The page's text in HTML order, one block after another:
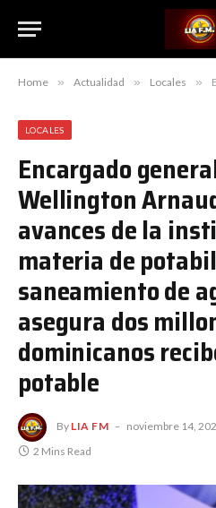
Home » Actualidad » Locales »
LOCALES
Encargado
Wellington
avances de la
materia de
saneamiento de
asegura dos
dominicanos
potable
By LIA FM noviembre 14,
2 Mins Read